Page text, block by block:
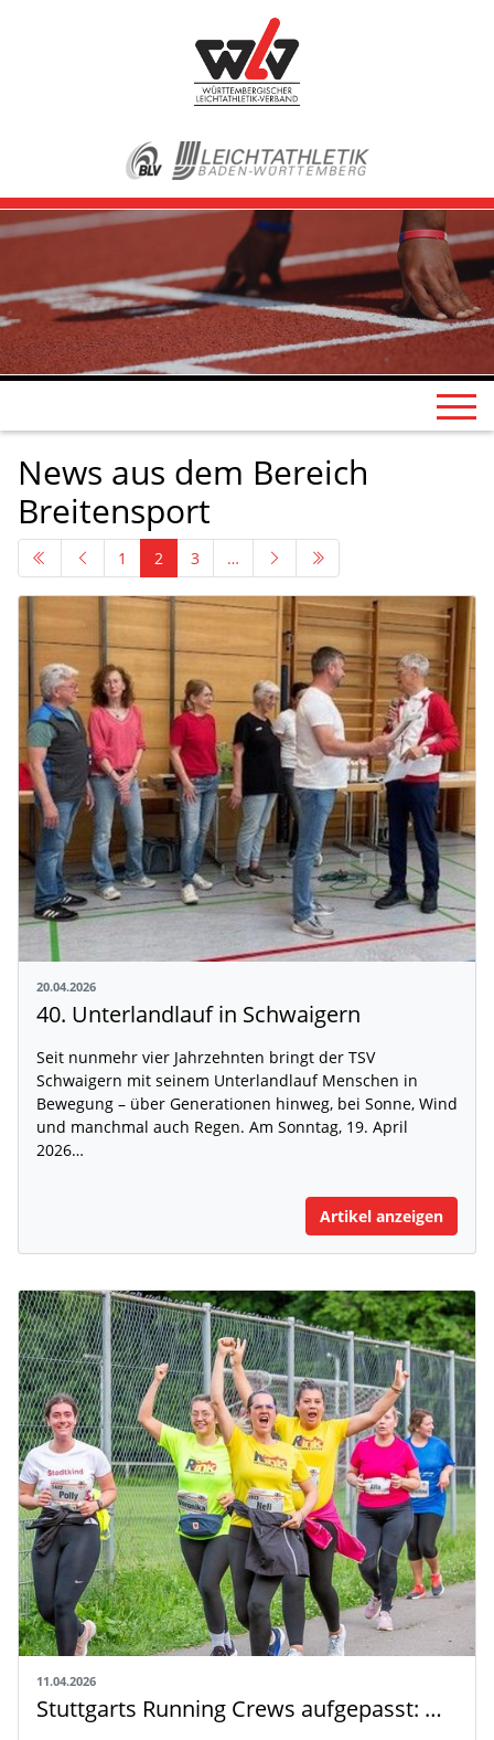
News aus dem Bereich
Breitensport
1 2 3 …
20.04.2026
40. Unterlandlauf in Schwaigern
Seit nunmehr vier Jahrzehnten bringt der TSV
Schwaigern mit seinem Unterlandlauf Menschen in
Bewegung – über Generationen hinweg, bei Sonne, Wind
und manchmal auch Regen. Am Sonntag, 19. April
2026…
Artikel anzeigen
11.04.2026
Stuttgarts Running Crews aufgepasst: Werdet Teil des WGV Leichtathletik-Festivals